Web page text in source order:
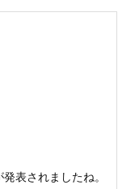
表されましたね。